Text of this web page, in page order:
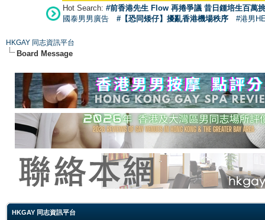
Hot Search: #前香港先生 Flow 再捲爭議 昔日鍾培生百萬
國泰男男廣告
#【恐同矮仔】擾亂香港機場秩序 #港男
HKGAY 同志資訊平台
Board Message
HKGAY 同志資訊平台